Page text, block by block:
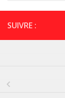
SUIVRE :